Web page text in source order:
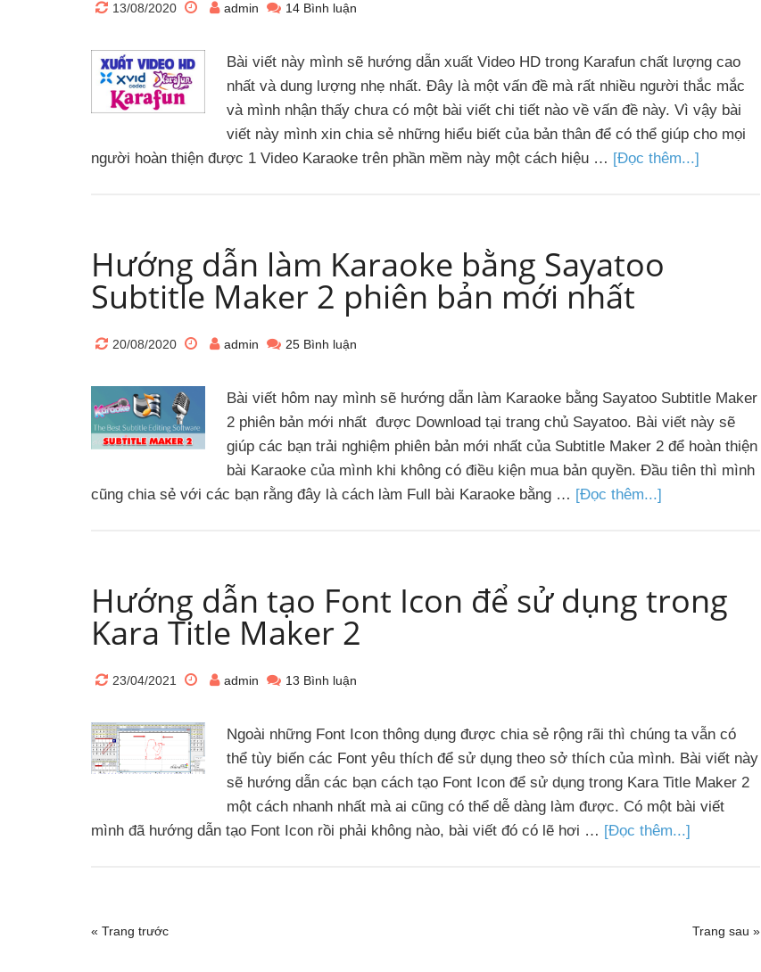
13/08/2020 admin 14 Bình luận
Bài viết này mình sẽ hướng dẫn xuất Video HD trong Karafun chất lượng cao
nhất và dung lượng nhẹ nhất. Đây là một vấn đề mà rất nhiều người thắc mắc
và mình nhận thấy chưa có một bài viết chi tiết nào về vấn đề này. Vì vậy bài
viết này mình xin chia sẻ những hiểu biết của bản thân để có thể giúp cho mọi
người hoàn thiện được 1 Video Karaoke trên phần mềm này một cách hiệu … [Đọc thêm...]
Hướng dẫn làm Karaoke bằng Sayatoo
Subtitle Maker 2 phiên bản mới nhất
20/08/2020 admin 25 Bình luận
Bài viết hôm nay mình sẽ hướng dẫn làm Karaoke bằng Sayatoo Subtitle Maker
2 phiên bản mới nhất được Download tại trang chủ Sayatoo. Bài viết này sẽ
giúp các bạn trải nghiệm phiên bản mới nhất của Subtitle Maker 2 để hoàn thiện
bài Karaoke của mình khi không có điều kiện mua bản quyền. Đầu tiên thì mình
cũng chia sẻ với các bạn rằng đây là cách làm Full bài Karaoke bằng … [Đọc thêm...]
Hướng dẫn tạo Font Icon để sử dụng trong
Kara Title Maker 2
23/04/2021 admin 13 Bình luận
Ngoài những Font Icon thông dụng được chia sẻ rộng rãi thì chúng ta vẫn có
thể tùy biến các Font yêu thích để sử dụng theo sở thích của mình. Bài viết này
sẽ hướng dẫn các bạn cách tạo Font Icon để sử dụng trong Kara Title Maker 2
một cách nhanh nhất mà ai cũng có thể dễ dàng làm được. Có một bài viết
mình đã hướng dẫn tạo Font Icon rồi phải không nào, bài viết đó có lẽ hơi … [Đọc thêm...]
« Trang trước Trang sau »